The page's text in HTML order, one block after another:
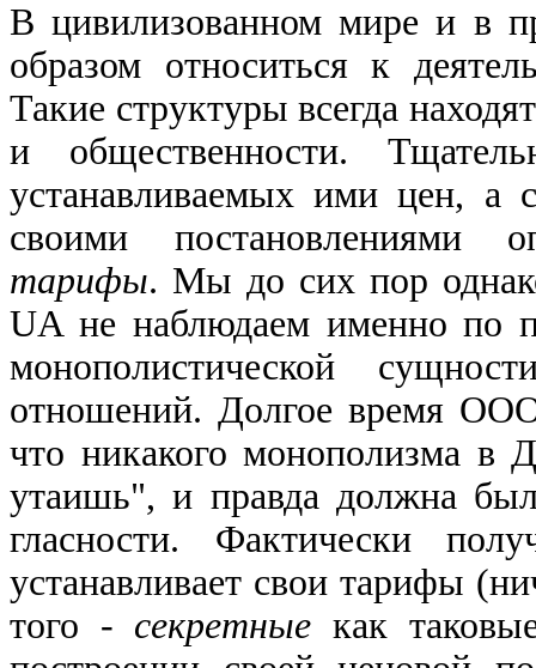
В цивилизованном мире и в
образом относиться к
Такие структуры всегда
и общественности.
устанавливаемых ими цен, а
своими постановлениями
тарифы. Мы до сих пор
UA не наблюдаем именно по
монополистической
отношений. Долгое время
что никакого монополизма в
утаишь", и правда должна
гласности. Фактически
устанавливает свои тарифы
того - секретные как